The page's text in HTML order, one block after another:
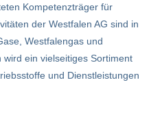
Kompetenzträger für
der Westfalen AG sind in
Westfalengas und
ein vielseitiges Sortiment
und Dienstleistungen